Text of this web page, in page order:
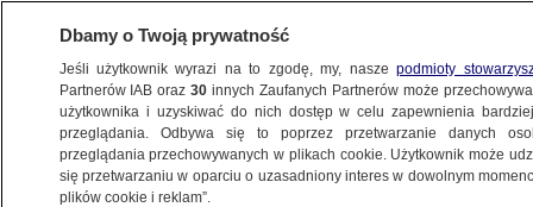
KONKRET24
ŚWIAT
Dbamy o Twoją prywatność
Jeśli użytkownik wyrazi na to zgodę, my, naszepodmioty
Partnerów IAB oraz30 innych Zaufanych Partnerów może
użytkownika i uzyskiwać do nich dostęp w celu zapewnienia
przeglądania. Odbywa się to poprzez przetwarzanie danych
przeglądania przechowywanych w plikach cookie. Użytkownik może
się przetwarzaniu w oparciu o uzasadniony interes w dowolnym
plików cookie i reklam”.